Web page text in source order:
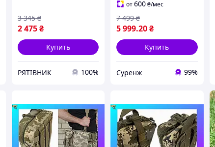
комах (СТМ)
2 475₴
3 345 ₴
Купить
РЯТІВНИК 100%
от600₴/мес
5 999.20₴
7 499 ₴
Купить
Суренж 99%